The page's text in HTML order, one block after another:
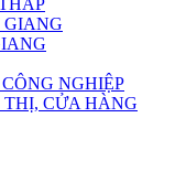
GIANG
NGHIỆP
CỬA HÀNG